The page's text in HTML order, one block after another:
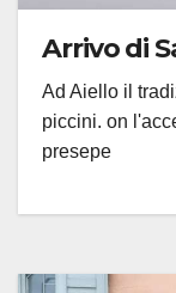
Arrivo di
Ad Aiello il
piccini. on
presepe